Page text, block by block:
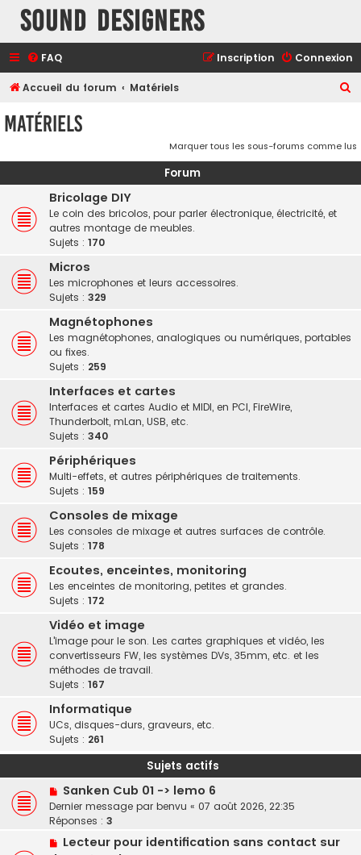
Sound Designers
FAQ Connexion
Inscription
Accueil du forum Matériels
h
Matériels
Marquer tous les sous-forums comme lus
Forum
Bricolage DIY
Le coin des bricolos, pour parler électronique, électricité, et
autres montage de meubles.
Sujets : 170
Micros
Les microphones et leurs accessoires.
Sujets : 329
Magnétophones
Les magnétophones, analogiques ou numériques, portables
ou fixes.
Sujets : 259
Interfaces et cartes
Interfaces et cartes Audio et MIDI, en PCI, FireWire,
Thunderbolt, mLan, USB, etc.
Sujets : 340
Périphériques
Multi-effets, et autres périphériques de traitements.
Sujets : 159
Consoles de mixage
Les consoles de mixage et autres surfaces de contrôle.
Sujets : 178
Ecoutes, enceintes, monitoring
Les enceintes de monitoring, petites et grandes.
Sujets : 172
Vidéo et image
L'image pour le son. Les cartes graphiques et vidéo, les
convertisseurs FW, les systèmes DVs, 35mm, etc. et les
méthodes de travail.
Sujets : 167
Informatique
UCs, disques-durs, graveurs, etc.
Sujets : 261
Sujets actifs
Sanken Cub 01 -> lemo 6
Dernier message par benvu « 07 août 2026, 22:35
Réponses : 3
Lecteur pour identification sans contact sur